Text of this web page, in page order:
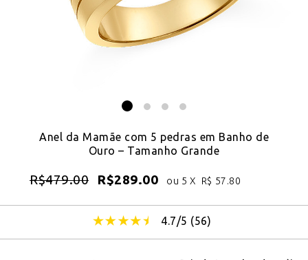
Anel da Mamãe com 5 pedras em Banho de
Ouro – Tamanho Grande
R$479.00 R$289.00 ou 5 X R$ 57.80
4.7/5 (56)